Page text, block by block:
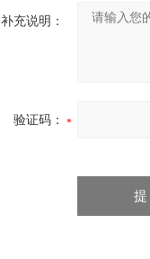
补充说明：
验证码：